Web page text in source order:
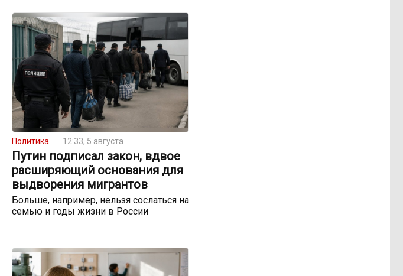
Политика 12:33, 5 августа
Путин подписал закон, вдвое
расширяющий основания для
выдворения мигрантов
Больше, например, нельзя сослаться на
семью и годы жизни в России